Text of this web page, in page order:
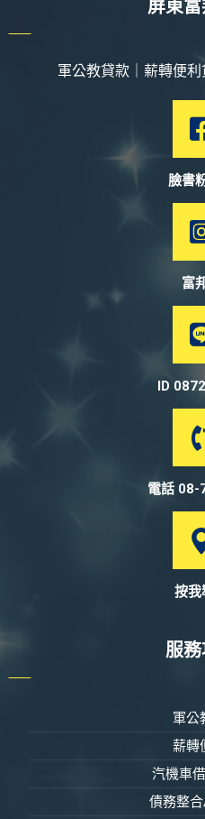
屏東
軍公教貸款｜薪轉便
臉書
富
ID
電話 08-
按我
服務
軍公
薪轉
汽機車
債務整